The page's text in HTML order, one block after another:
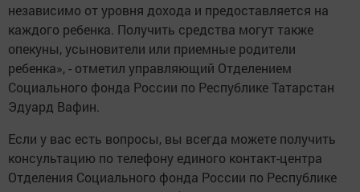
независимо от уровня дохода и предоставляется на
каждого ребенка. Получить средства могут также
опекуны, усыновители или приемные родители
ребенка», - отметил управляющий Отделением
Социального фонда России по Республике Татарстан
Эдуард Вафин.
Если у вас есть вопросы, вы всегда можете получить
консультацию по телефону единого контакт-центра
Отделения Социального фонда России по Республике